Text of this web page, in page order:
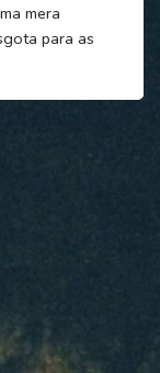
mera
para as